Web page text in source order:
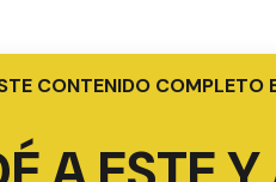
CONTENIDO COMPLETO